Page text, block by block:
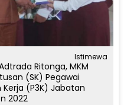
Istimewa
Ritonga, MKM
(SK) Pegawai
(P3K) Jabatan
2022